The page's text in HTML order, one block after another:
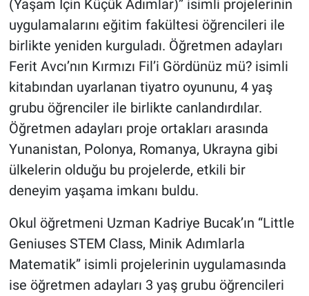
(Yaşam İçin Küçük Adımlar)” isimli projelerinin
uygulamalarını eğitim fakültesi öğrencileri ile
birlikte yeniden kurguladı. Öğretmen adayları
Ferit Avcı’nın Kırmızı Fil’i Gördünüz mü? isimli
kitabından uyarlanan tiyatro oyununu, 4 yaş
grubu öğrenciler ile birlikte canlandırdılar.
Öğretmen adayları proje ortakları arasında
Yunanistan, Polonya, Romanya, Ukrayna gibi
ülkelerin olduğu bu projelerde, etkili bir
deneyim yaşama imkanı buldu.
Okul öğretmeni Uzman Kadriye Bucak’ın “Little
Geniuses STEM Class, Minik Adımlarla
Matematik” isimli projelerinin uygulamasında
ise öğretmen adayları 3 yaş grubu öğrencileri
Magazin
Çevre
Haberde İnsan